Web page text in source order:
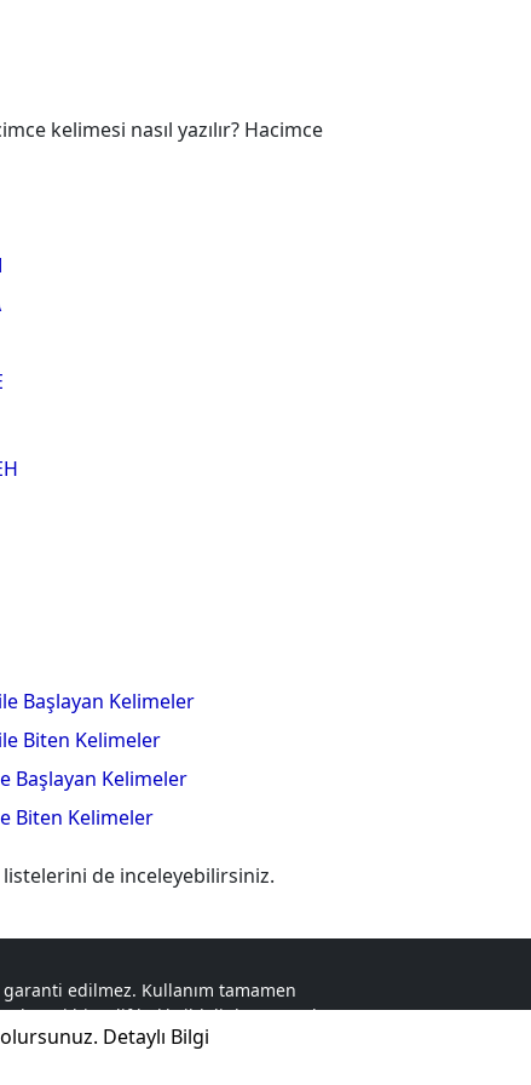
kelimesi nasıl yazılır? Hacimce
Başlayan Kelimeler
Biten Kelimeler
Başlayan Kelimeler
Biten Kelimeler
listelerini de inceleyebilirsiniz.
edilmez. Kullanım tamamen
bir telif hakkı ihlali durumunda,
Detaylı Bilgi